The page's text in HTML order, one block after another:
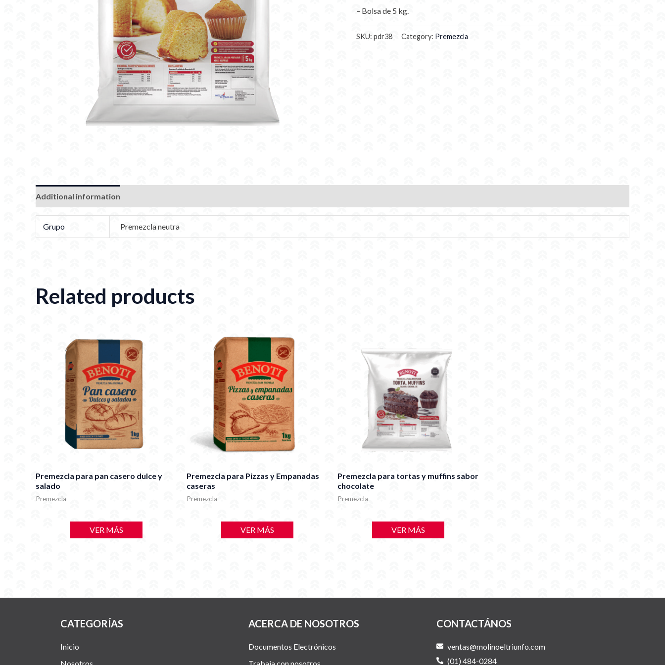
– Bolsa de 5 kg.
SKU: pdr38 Category: Premezcla
Additional information
Grupo Premezcla neutra
Related products
Premezcla para pan casero dulce y
salado
Premezcla
VER MÁS
Premezcla para Pizzas y Empanadas
caseras
Premezcla
VER MÁS
Premezcla para tortas y muffins sabor
chocolate
Premezcla
VER MÁS
CATEGORÍAS
Inicio
Nosotros
ACERCA DE NOSOTROS
Documentos Electrónicos
Trabaja con nosotros
CONTACTÁNOS
ventas@molinoeltriunfo.com
(01) 484-0284